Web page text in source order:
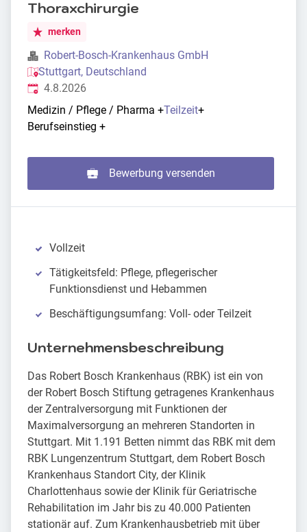
Thoraxchirurgie
merken
Robert-Bosch-Krankenhaus GmbH
Stuttgart, Deutschland
Veröffentlicht
4.8.2026
Medizin / Pflege / Pharma +Teilzeit+
Berufseinstieg +
Bewerbung versenden
Vollzeit
Tätigkeitsfeld: Pflege, pflegerischer
Funktionsdienst und Hebammen
Beschäftigungsumfang: Voll- oder Teilzeit
Unternehmensbeschreibung
Das Robert Bosch Krankenhaus (RBK) ist ein von
der Robert Bosch Stiftung getragenes Krankenhaus
der Zentralversorgung mit Funktionen der
Maximalversorgung an mehreren Standorten in
Stuttgart. Mit 1.191 Betten nimmt das RBK mit dem
RBK Lungenzentrum Stuttgart, dem Robert Bosch
Krankenhaus Standort City, der Klinik
Charlottenhaus sowie der Klinik für Geriatrische
Rehabilitation im Jahr bis zu 40.000 Patienten
stationär auf. Zum Krankenhausbetrieb mit über